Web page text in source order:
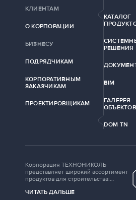
КЛИЕНТАМ
О КОРПОРАЦИИ
БИЗНЕСУ
ПОДРЯДЧИКАМ
КОРПОРАТИВНЫМ
ЗАКАЗЧИКАМ
ПРОЕКТИРОВЩИКАМ
КАТАЛОГ
РЕШЕНИЯ
BIM
ГАЛЕРЕЯ
ОБЪЕКТОВ
DOM TN
Корпорация ТЕХНОНИКОЛЬ
представляет широкий ассортимент
продуктов для строительства:
дренажные мембраны, полимерные
ЧИТАТЬ ДАЛЬШЕ